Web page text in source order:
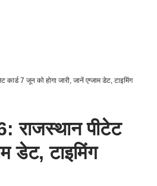
7 जून को होगा जारी, जानें एग्जाम डेट, टाइमिंग
पीटेट
डेट, टाइमिंग